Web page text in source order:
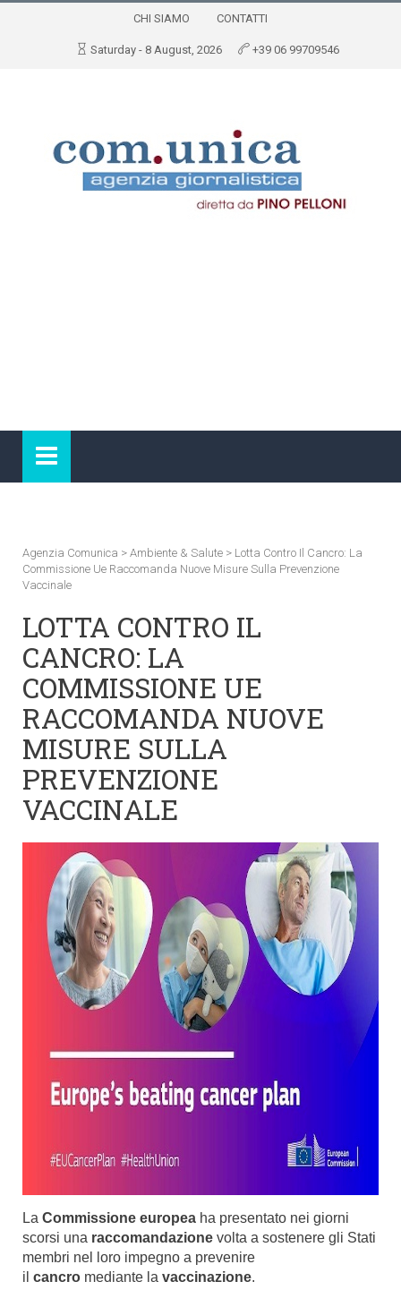
CHI SIAMO CONTATTI
Saturday - 8 August, 2026 +39 06 99709546
Agenzia Comunica > Ambiente & Salute > Lotta Contro Il Cancro: La
Commissione Ue Raccomanda Nuove Misure Sulla Prevenzione
Vaccinale
LOTTA CONTRO IL
CANCRO: LA
COMMISSIONE UE
RACCOMANDA NUOVE
MISURE SULLA
PREVENZIONE
VACCINALE
La Commissione europea ha presentato nei giorni
scorsi una raccomandazione volta a sostenere gli Stati
membri nel loro impegno a prevenire
il cancro mediante la vaccinazione.